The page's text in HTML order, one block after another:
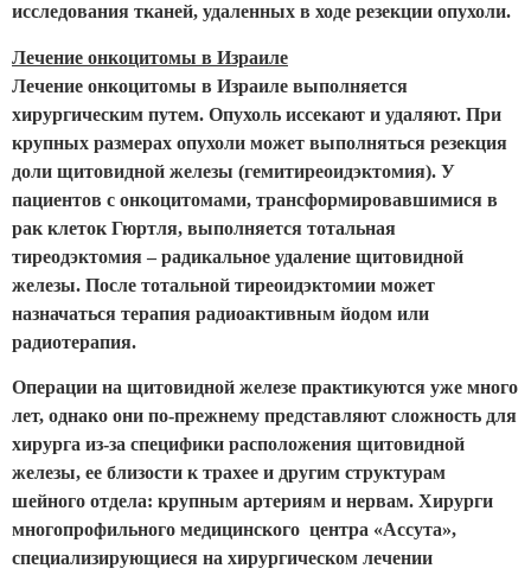
исследования тканей, удаленных в ходе резекции опухоли.
Лечение онкоцитомы в Израиле
Лечение онкоцитомы в Израиле выполняется
хирургическим путем. Опухоль иссекают и удаляют. При
крупных размерах опухоли может выполняться резекция
доли щитовидной железы (гемитиреоидэктомия). У
пациентов с онкоцитомами, трансформировавшимися в
рак клеток Гюртля, выполняется тотальная
тиреодэктомия – радикальное удаление щитовидной
железы. После тотальной тиреоидэктомии может
назначаться терапия радиоактивным йодом или
радиотерапия.
Операции на щитовидной железе практикуются уже много
лет, однако они по-прежнему представляют сложность для
хирурга из-за специфики расположения щитовидной
железы, ее близости к трахее и другим структурам
шейного отдела: крупным артериям и нервам. Хирурги
многопрофильного медицинского центра «Ассута»,
специализирующиеся на хирургическом лечении